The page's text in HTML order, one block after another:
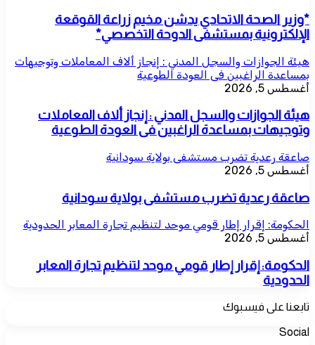
*وزير الصحة الاتحادي يدشن مخيم زراعة القوقعة
الإلكترونية بمستشفى الدوحة التخصصي*
هيئة الجوازات والسجل المدني : إنجاز ألاف المعاملات وتوجيهات
بمساعدة الراغبين فى العودة الطوعية
أغسطس 5, 2026
هيئة الجوازات والسجل المدني : إنجاز ألاف المعاملات
وتوجيهات بمساعدة الراغبين فى العودة الطوعية
صاعقة رعدية تضرب مستشفى بولاية سودانية
أغسطس 5, 2026
صاعقة رعدية تضرب مستشفى بولاية سودانية
الحكومة: إقرار إطار قومي موحد لتنظيم تجارة المعابر الحدودية
أغسطس 5, 2026
الحكومة: إقرار إطار قومي موحد لتنظيم تجارة المعابر
الحدودية
تابعنا على فيسبوك
Social